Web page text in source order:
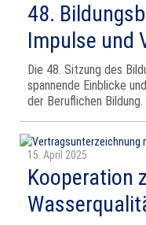
48.
Impulse und
Die 48. Sitzung des
spannende Einblicke
der Beruflichen Bildung.
15. April 2025
Kooperation